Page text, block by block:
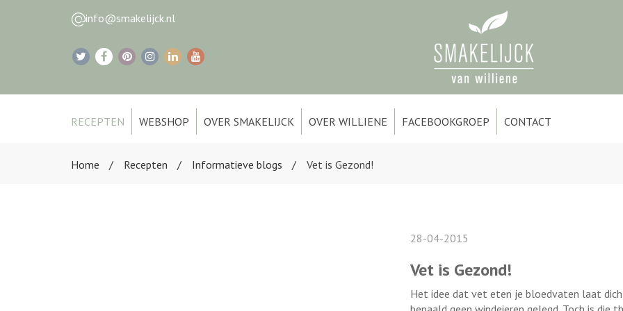
info@smakelijck.nl
RECEPTEN WEBSHOP OVER SMAKELIJCK OVER WILLIENE FACEBOOKGROEP CONTACT
Home Recepten Informatieve blogs Vet is Gezond!
28-04-2015
Vet is Gezond!
Het idee dat vet eten je bloedvaten laat